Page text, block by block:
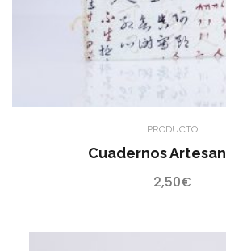
PRODUCTO
Cuadernos
2,50€